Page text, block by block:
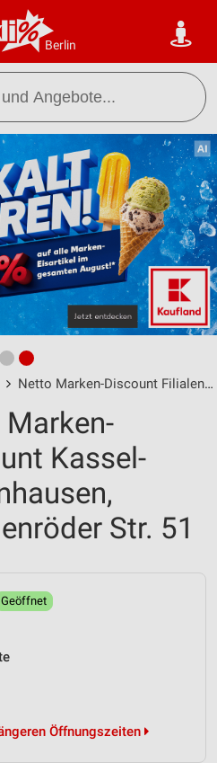
Berlin
Netto Marken-Discount Filialen
Kassel-
Str. 51
Geöffnet
Öffnungszeiten